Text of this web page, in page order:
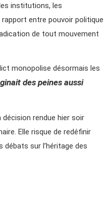
institutions, les
entre pouvoir politique
de tout mouvement
monopolise désormais les
des peines aussi
rendue hier soir
Elle risque de redéfinir
sur l’héritage des